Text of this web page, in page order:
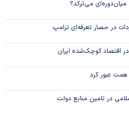
میان‌دوره‌ای می‌ترکد؟
در حصار تعرفه‌ای ترامپ
اقتصاد کوچک‌شده ایران
در تامین منابع دولت